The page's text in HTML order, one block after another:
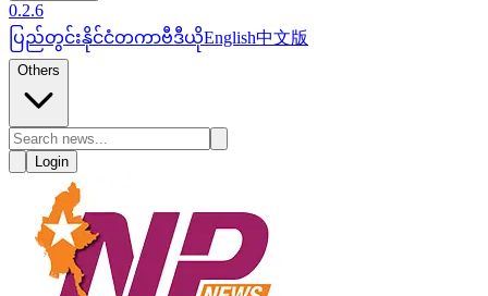
0.2.6
ပြည်တွင်းနိုင်ငံတကာဗီဒီယိုEnglish中文版
Others
Login